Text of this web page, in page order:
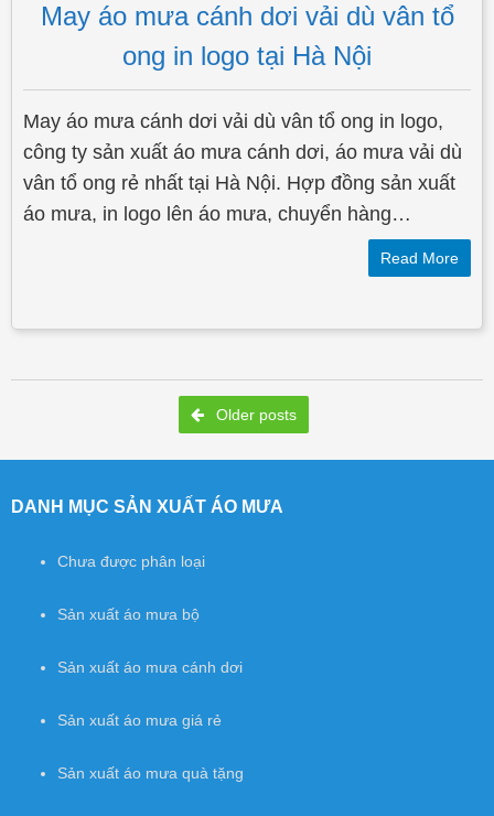
DANH MỤC SẢN XUẤT ÁO MƯA
Chưa được phân loại
Sản xuất áo mưa bộ
Sản xuất áo mưa cánh dơi
Sản xuất áo mưa giá rẻ
Sản xuất áo mưa quà tặng
May áo mưa cánh dơi vải dù vân tổ
ong in logo tại Hà Nội
May áo mưa cánh dơi vải dù vân tổ ong in logo,
công ty sản xuất áo mưa cánh dơi, áo mưa vải dù
vân tổ ong rẻ nhất tại Hà Nội. Hợp đồng sản xuất
áo mưa, in logo lên áo mưa, chuyển hàng…
Read More
Post navigation
Older posts